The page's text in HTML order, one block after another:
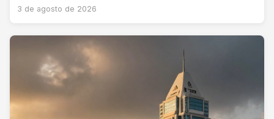
3 de agosto de 2026